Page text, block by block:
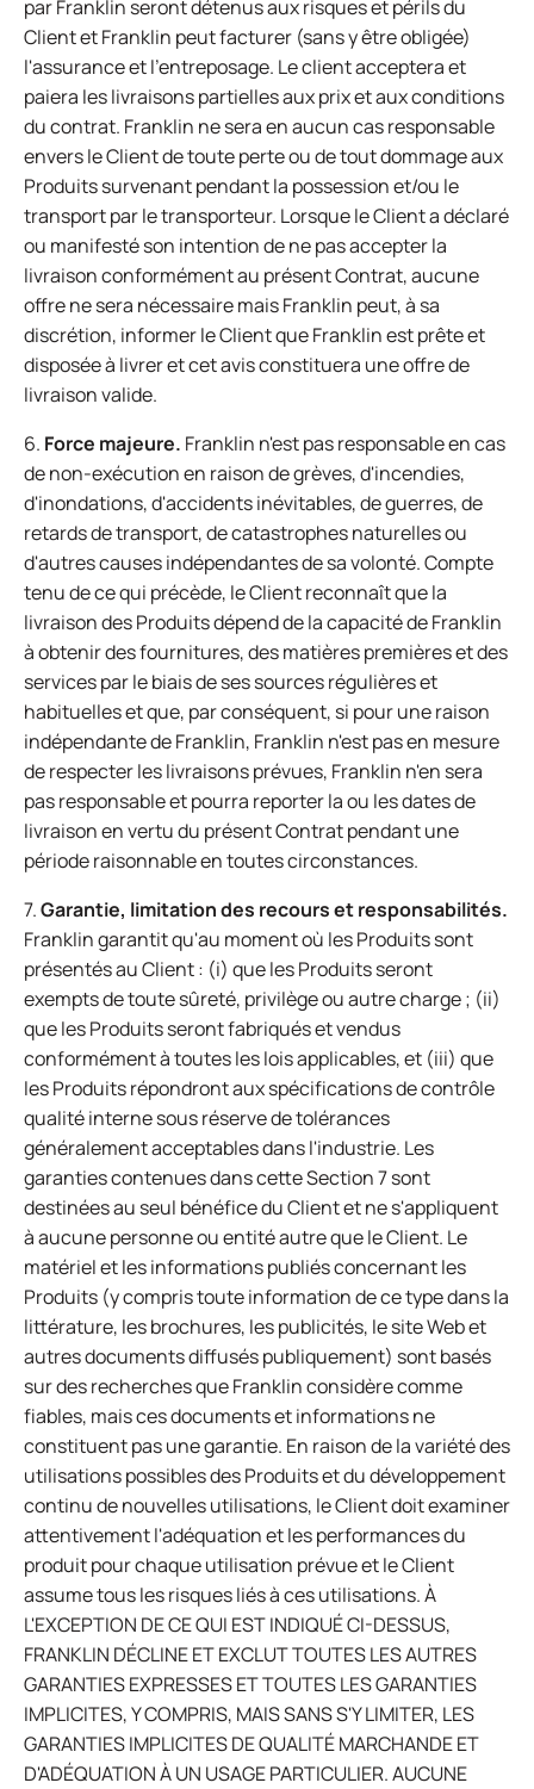
par Franklin seront détenus aux risques et périls du
Client et Franklin peut facturer (sans y être obligée)
l'assurance et l'entreposage. Le client acceptera et
paiera les livraisons partielles aux prix et aux conditions
du contrat. Franklin ne sera en aucun cas responsable
envers le Client de toute perte ou de tout dommage aux
Produits survenant pendant la possession et/ou le
transport par le transporteur. Lorsque le Client a déclaré
ou manifesté son intention de ne pas accepter la
livraison conformément au présent Contrat, aucune
offre ne sera nécessaire mais Franklin peut, à sa
discrétion, informer le Client que Franklin est prête et
disposée à livrer et cet avis constituera une offre de
livraison valide.
6. Force majeure. Franklin n'est pas responsable en cas
de non-exécution en raison de grèves, d'incendies,
d'inondations, d'accidents inévitables, de guerres, de
retards de transport, de catastrophes naturelles ou
d'autres causes indépendantes de sa volonté. Compte
tenu de ce qui précède, le Client reconnaît que la
livraison des Produits dépend de la capacité de Franklin
à obtenir des fournitures, des matières premières et des
services par le biais de ses sources régulières et
habituelles et que, par conséquent, si pour une raison
indépendante de Franklin, Franklin n'est pas en mesure
de respecter les livraisons prévues, Franklin n'en sera
pas responsable et pourra reporter la ou les dates de
livraison en vertu du présent Contrat pendant une
période raisonnable en toutes circonstances.
7.Garantie, limitation des recours et responsabilités.
Franklin garantit qu'au moment où les Produits sont
présentés au Client : (i) que les Produits seront
exempts de toute sûreté, privilège ou autre charge ; (ii)
que les Produits seront fabriqués et vendus
conformément à toutes les lois applicables, et (iii) que
les Produits répondront aux spécifications de contrôle
qualité interne sous réserve de tolérances
généralement acceptables dans l'industrie. Les
garanties contenues dans cette Section 7 sont
destinées au seul bénéfice du Client et ne s'appliquent
à aucune personne ou entité autre que le Client. Le
matériel et les informations publiés concernant les
Produits (y compris toute information de ce type dans la
littérature, les brochures, les publicités, le site Web et
autres documents diffusés publiquement) sont basés
sur des recherches que Franklin considère comme
fiables, mais ces documents et informations ne
constituent pas une garantie. En raison de la variété des
utilisations possibles des Produits et du développement
continu de nouvelles utilisations, le Client doit examiner
attentivement l'adéquation et les performances du
produit pour chaque utilisation prévue et le Client
assume tous les risques liés à ces utilisations. À
L'EXCEPTION DE CE QUI EST INDIQUÉ CI-DESSUS,
FRANKLIN DÉCLINE ET EXCLUT TOUTES LES AUTRES
GARANTIES EXPRESSES ET TOUTES LES GARANTIES
IMPLICITES, Y COMPRIS, MAIS SANS S'Y LIMITER, LES
GARANTIES IMPLICITES DE QUALITÉ MARCHANDE ET
D'ADÉQUATION À UN USAGE PARTICULIER. AUCUNE